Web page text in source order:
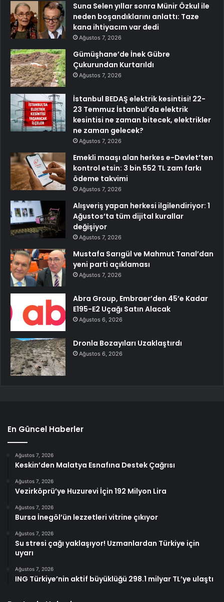
Suna Selen yıllar sonra Münir Özkul ile
neden boşandıklarını anlattı: Taze
kana ihtiyacım var dedi
Ağustos 7, 2026
Gümüşhane’de İnek Gübre
Çukurundan Kurtarıldı
Ağustos 7, 2026
İstanbul BEDAŞ elektrik kesintisi! 22-
23 Temmuz İstanbul’da elektrik
kesintisi ne zaman bitecek, elektrikler
ne zaman gelecek?
Ağustos 7, 2026
Emekli maaşı alan herkes e-Devlet’ten
kontrol etsin: 3 bin 552 TL zam farkı
ödeme takvimi
Ağustos 7, 2026
Alışveriş yapan herkesi ilgilendiriyor: 1
Ağustos’ta tüm dijital kurallar
değişiyor
Ağustos 7, 2026
Mustafa Sarıgül ve Mahmut Tanal’dan
yeni parti açıklaması
Ağustos 7, 2026
Abra Group, Embraer’den 45’e Kadar
E195-E2 Uçağı Satın Alacak
Ağustos 6, 2026
Dronla Bozayıları Uzaklaştırdı
Ağustos 6, 2026
En Güncel Haberler
Ağustos 7, 2026
Keskin’den Malatya Esnafına Destek Çağrısı
Ağustos 7, 2026
Vezirköprü’ye Huzurevi İçin 192 Milyon Lira
Ağustos 7, 2026
Bursa İnegöl’ün lezzetleri vitrine çıkıyor
Ağustos 7, 2026
Su stresi çağı yaklaşıyor! Uzmanlardan Türkiye için
uyarı
Ağustos 7, 2026
ING Türkiye’nin aktif büyüklüğü 298.1 milyar TL’ye ulaştı